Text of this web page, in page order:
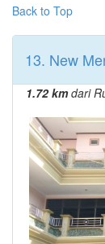
Back to Top
13. New
1.72 kmdari